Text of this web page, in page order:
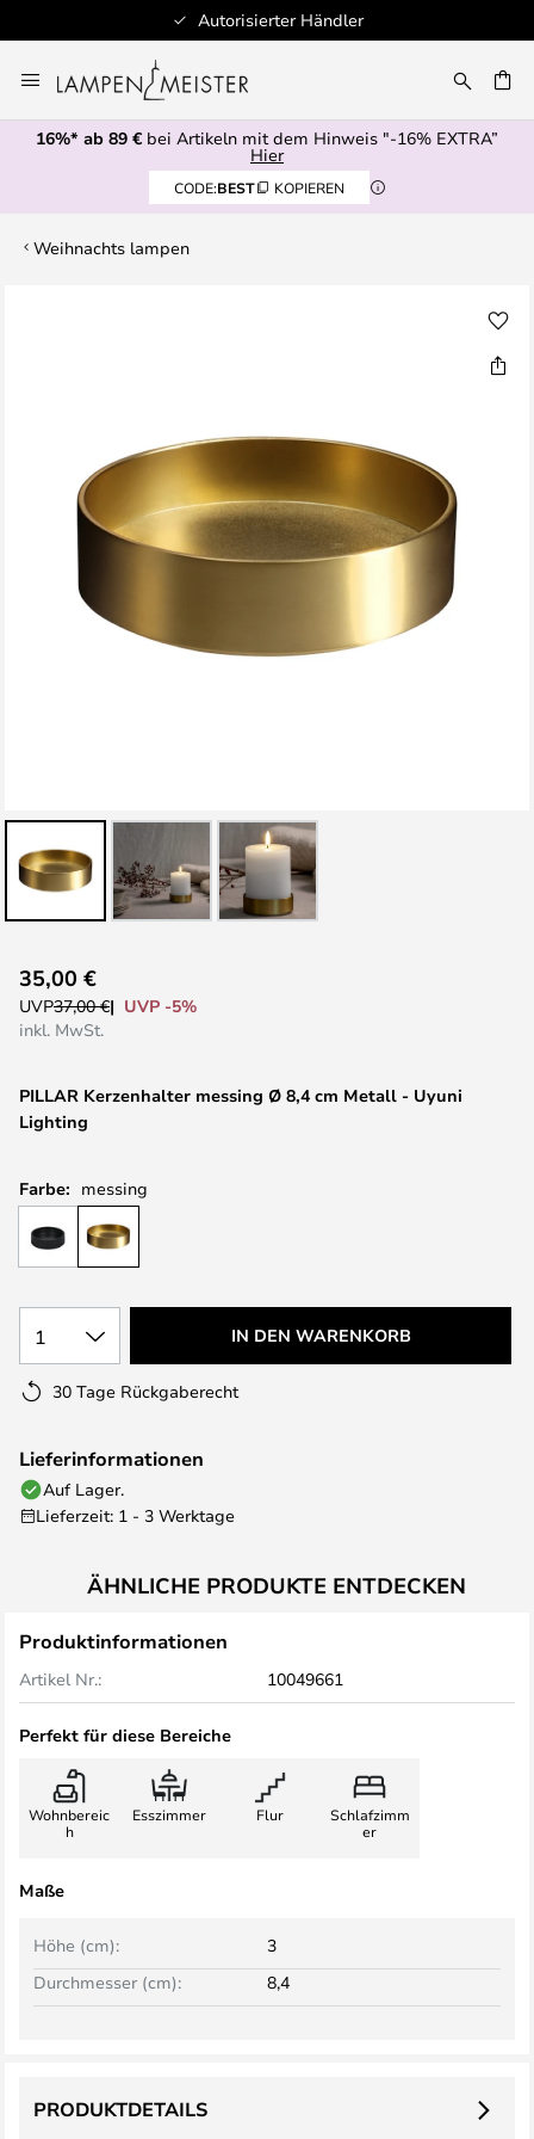
Autorisierter Händler
Inhalt
springen
16%* ab 89 € bei Artikeln mit dem Hinweis "-16% EXTRA”
Hier
CODE:BEST KOPIEREN
Weihnachts lampen
Anfang
der
PILLAR Kerzenhalter messing Ø 8,4 cm Metall - Uyuni
Lighting
35,00 €
UVP37,00 €
UVP -5%
inkl. MwSt.
Farbe: messing
1 IN DEN WARENKORB
30 Tage Rückgaberecht
Lieferinformationen
Auf Lager.
Lieferzeit: 1 - 3 Werktage
ÄHNLICHE PRODUKTE ENTDECKEN
Produktinformationen
Artikel Nr.: 10049661
Perfekt für diese Bereiche
Wohnbereic
h
Esszimmer Flur
Schlafzimm
er
Maße
Höhe (cm):
3
Durchmesser (cm):
8,4
PRODUKTDETAILS